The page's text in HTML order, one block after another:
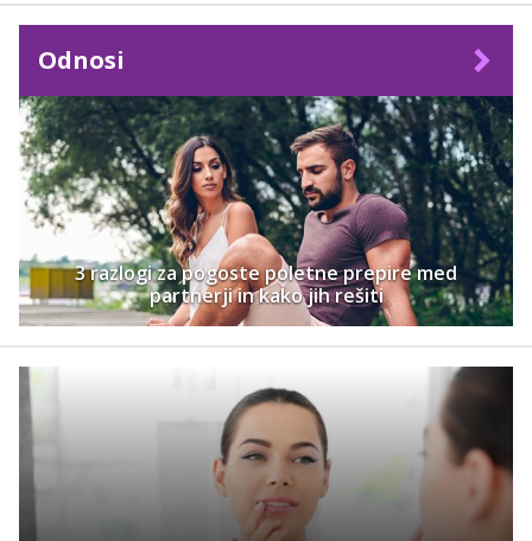
Odnosi
3 razlogi za pogoste poletne prepire med
partnerji in kako jih rešiti